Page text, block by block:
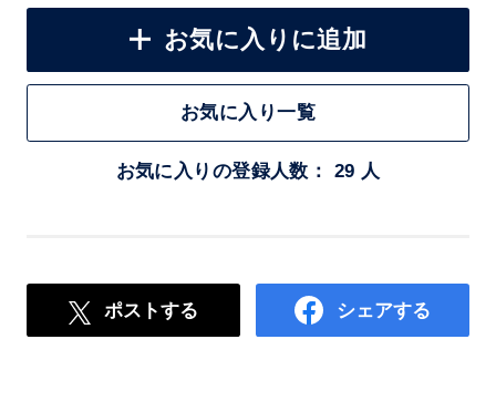
お気に入りに追加
お気に入り一覧
お気に入りの登録人数： 29 人
ポストする シェアする